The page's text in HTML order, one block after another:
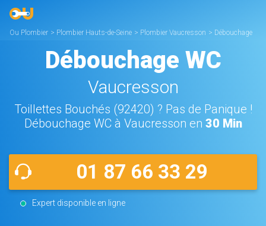
Ou Plombier > Plombier Hauts-de-Seine > Plombier Vaucresson > Débouchage
Débouchage WC
Vaucresson
Toillettes Bouchés (92420) ? Pas de Panique !
Débouchage WC à Vaucresson en 30 Min
01 87 66 33 29
Expert disponible en ligne